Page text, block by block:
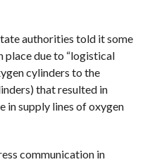
authorities told it some
place due to “logistical
cylinders to the
that resulted in
in supply lines of oxygen
communication in